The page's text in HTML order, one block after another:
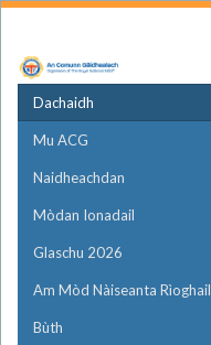
Dachaidh
Mu ACG
Naidheachdan
Mòdan Ionadail
Glaschu 2026
Am Mòd Nàiseanta Rìoghail
Bùth